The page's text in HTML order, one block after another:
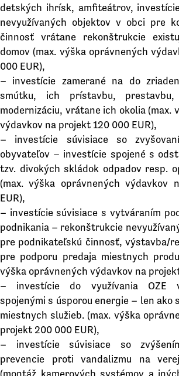
detských ihrísk, amfiteátrov,
nevyužívaných objektov v obci pre
činnosť vrátane rekonštrukcie
domov (max. výška oprávnených
000 EUR),
– investície zamerané na do
smútku, ich prístavbu,
modernizáciu, vrátane ich okolia (max.
výdavkov na projekt 120 000 EUR),
– investície súvisiace so
obyvateľov – investície spojené s
tzv. divokých skládok odpadov resp.
(max. výška oprávnených výdavkov
EUR),
– investície súvisiace s vytváraním
podnikania – rekonštrukcie
pre podnikateľskú činnosť, výstavba/
pre podporu predaja miestnych
výška oprávnených výdavkov na
– investície do využívania OZE
spojenými s úsporou energie – len ako
miestnych služieb. (max. výška
projekt 200 000 EUR),
– investície súvisiace so
prevencie proti vandalizmu na